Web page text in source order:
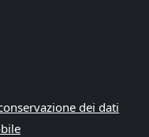
dei dati